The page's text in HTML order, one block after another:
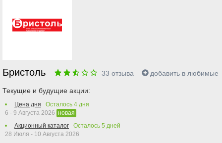
Бристоль 33 отзыва добавить в любимые
Текущие и будущие акции:
Цена дня Осталось 4 дня
6 - 9 Августа 2026 новая
Акционный каталог
Осталось 5 дней
28 Июля - 10 Августа 2026